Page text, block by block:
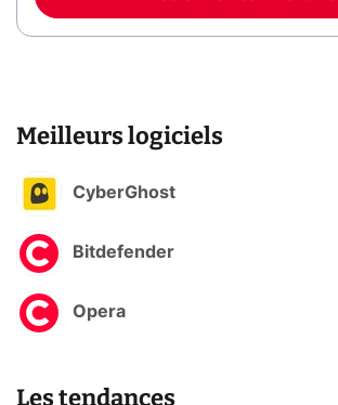
Meilleurs logiciels
CyberGhost
Bitdefender
Opera
Les tendances